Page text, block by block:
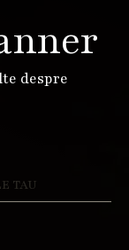
despre